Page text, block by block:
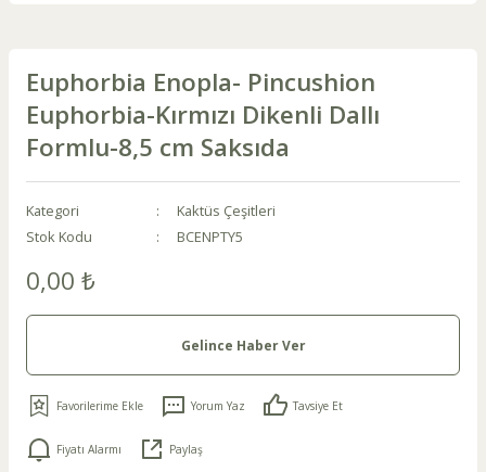
Euphorbia Enopla- Pincushion
Euphorbia-Kırmızı Dikenli Dallı
Formlu-8,5 cm Saksıda
Kategori
Kaktüs Çeşitleri
Stok Kodu
BCENPTY5
0,00 ₺
Gelince Haber Ver
Yorum Yaz Tavsiye Et
Fiyatı Alarmı Paylaş